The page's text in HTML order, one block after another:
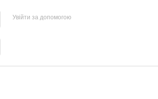
Увійти за допомогою